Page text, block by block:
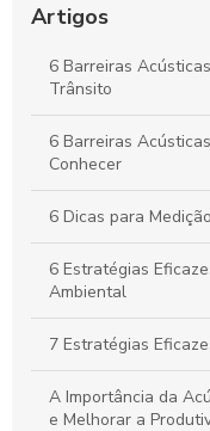
Benefícios
Vantagens das
Qualidade de Vida
Isolamento Acústico
Ambientes e Garantir
Artigos
6 Barreiras
Trânsito
6 Barreiras
Conhecer
6 Dicas para
6 Estratégias
Ambiental
7 Estratégias
A Importância da
e Melhorar a